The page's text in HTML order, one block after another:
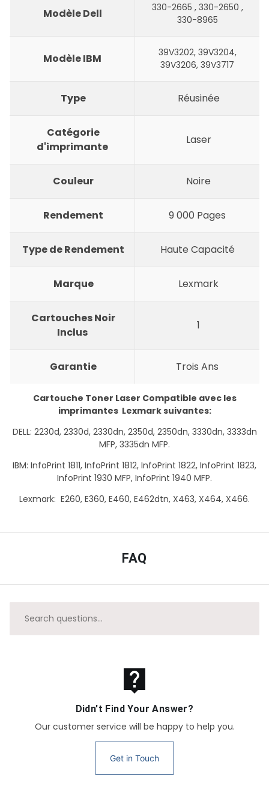
Modèle Dell
330-2665 , 330-2650 ,
330-8965
Modèle IBM
39V3202, 39V3204,
39V3206, 39V3717
Type Réusinée
Catégorie
d'imprimante
Laser
Couleur Noire
Rendement 9 000 Pages
Type de Rendement Haute Capacité
Marque Lexmark
Cartouches Noir
Inclus
1
Garantie Trois Ans
Cartouche Toner Laser Compatible avec les
imprimantes Lexmark suivantes:
DELL: 2230d, 2330d, 2330dn, 2350d, 2350dn, 3330dn, 3333dn
MFP, 3335dn MFP.
IBM: InfoPrint 1811, InfoPrint 1812, InfoPrint 1822, InfoPrint 1823,
InfoPrint 1930 MFP, InfoPrint 1940 MFP.
Lexmark: E260, E360, E460, E462dtn, X463, X464, X466.
FAQ
live_help
Didn't Find Your Answer?
Our customer service will be happy to help you.
Get in Touch